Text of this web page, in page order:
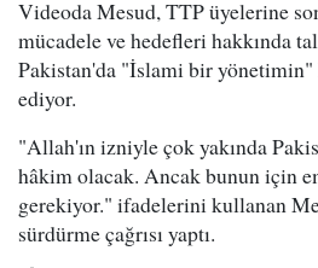
Videoda Mesud, TTP üyelerine
mücadele ve hedefleri hakkında
Pakistan'da "İslami bir yönetimin"
ediyor.
"Allah'ın izniyle çok yakında
hâkim olacak. Ancak bunun için
gerekiyor." ifadelerini kullanan
sürdürme çağrısı yaptı.